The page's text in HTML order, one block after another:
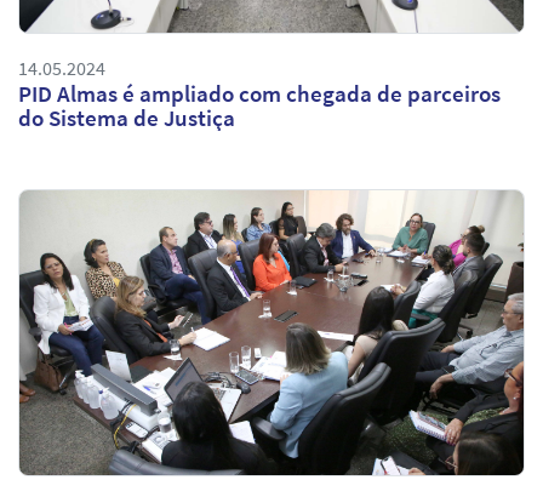
14.05.2024
PID Almas é ampliado com chegada de parceiros
do Sistema de Justiça